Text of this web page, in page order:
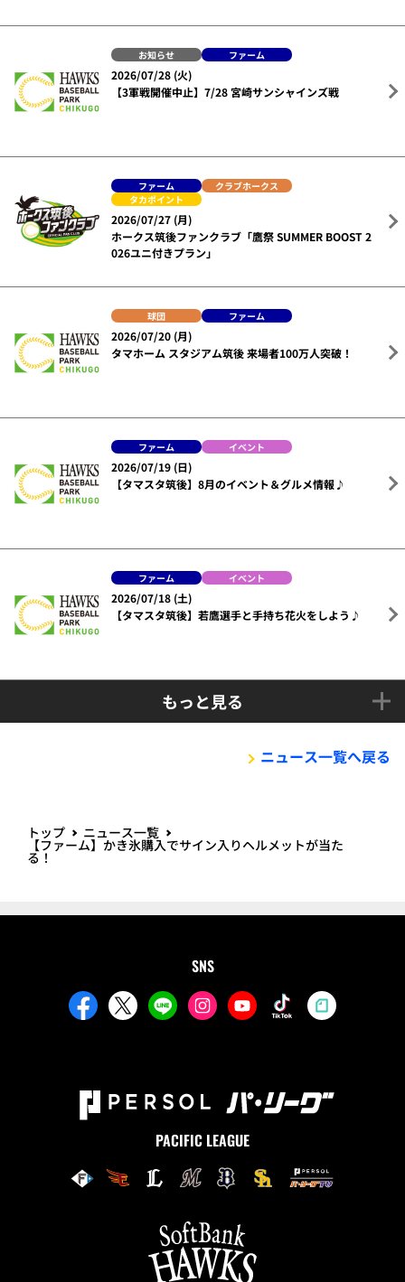
お知らせ ファーム
2026/07/28 (火)
【3軍戦開催中止】7/28 宮崎サンシャインズ戦
ファーム
クラブホークス
タカポイント
2026/07/27 (月)
ホークス筑後ファンクラブ「鷹祭 SUMMER BOOST 2
026ユニ付きプラン」
球団 ファーム
2026/07/20 (月)
タマホーム スタジアム筑後 来場者100万人突破！
ファーム イベント
2026/07/19 (日)
【タマスタ筑後】8月のイベント＆グルメ情報♪
ファーム イベント
2026/07/18 (土)
【タマスタ筑後】若鷹選手と手持ち花火をしよう♪
もっと見る
ニュース一覧へ戻る
トップ ニュース一覧
【ファーム】かき氷購入でサイン入りヘルメットが当た
る！
SNS
PACIFIC LEAGUE